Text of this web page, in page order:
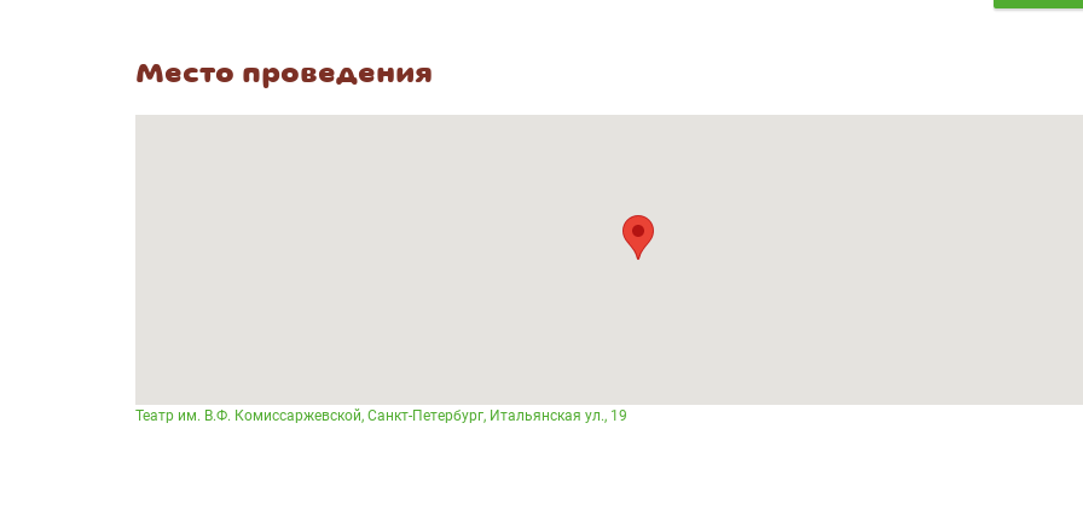
Место проведения
Театр им. В.Ф. Комиссаржевской, Санкт-Петербург, Итальянская ул., 19